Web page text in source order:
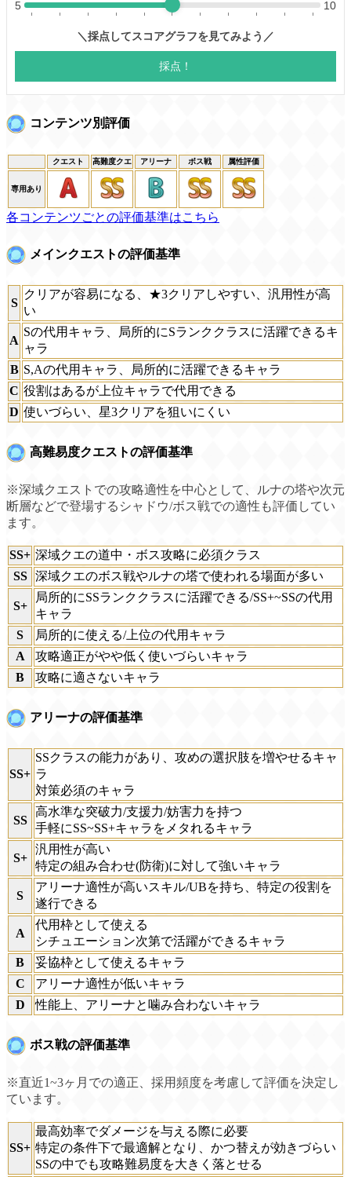
コンテンツ別評価
クエスト 高難度クエ アリーナ ボス戦 属性評価
専用あり
各コンテンツごとの評価基準はこちら
メインクエストの評価基準
S
クリアが容易になる、★3クリアしやすい、汎用性が高
い
A
Sの代用キャラ、局所的にSランククラスに活躍できるキ
ャラ
B S,Aの代用キャラ、局所的に活躍できるキャラ
C 役割はあるが上位キャラで代用できる
D 使いづらい、星3クリアを狙いにくい
高難易度クエストの評価基準
※深域クエストでの攻略適性を中心として、ルナの塔や次元
断層などで登場するシャドウ/ボス戦での適性も評価してい
ます。
SS+ 深域クエの道中・ボス攻略に必須クラス
SS
深域クエのボス戦やルナの塔で使われる場面が多い
S+
局所的にSSランククラスに活躍できる/SS+~SSの代用
キャラ
S
局所的に使える/上位の代用キャラ
A
攻略適正がやや低く使いづらいキャラ
B
攻略に適さないキャラ
アリーナの評価基準
SS+
SSクラスの能力があり、攻めの選択肢を増やせるキャ
ラ
対策必須のキャラ
SS
高水準な突破力/支援力/妨害力を持つ
手軽にSS~SS+キャラをメタれるキャラ
S+
汎用性が高い
特定の組み合わせ(防衛)に対して強いキャラ
S
アリーナ適性が高いスキル/UBを持ち、特定の役割を
遂行できる
A
代用枠として使える
シチュエーション次第で活躍ができるキャラ
B
妥協枠として使えるキャラ
C
アリーナ適性が低いキャラ
D
性能上、アリーナと噛み合わないキャラ
ボス戦の評価基準
※直近1~3ヶ月での適正、採用頻度を考慮して評価を決定し
ています。
SS+
最高効率でダメージを与える際に必要
特定の条件下で最適解となり、かつ替えが効きづらい
SSの中でも攻略難易度を大きく落とせる